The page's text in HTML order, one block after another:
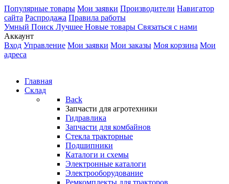
Популярные товары Мои заявки Производители Навигатор
сайта Распродажа Правила работы
Умный Поиск Лучшее Новые товары Связаться с нами
Аккаунт
Вход Управление Мои заявки Мои заказы Моя корзина Мои
адреса
Главная
Склад
Back
Запчасти для агротехники
Гидравлика
Запчасти для комбайнов
Стекла тракторные
Подшипники
Каталоги и схемы
Электронные каталоги
Электрооборудование
Ремкомплекты для тракторов